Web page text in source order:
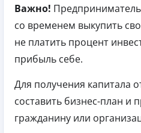
Важно!
со временем выкупить
не платить процент
прибыль себе.
Для получения капитала
составить бизнес-план и
гражданину или